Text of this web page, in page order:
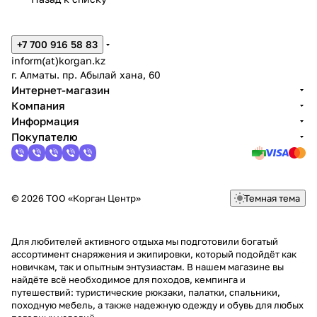
+7 700 916 58 83
inform(at)korgan.kz
г. Алматы. пр. Абылай хана, 60
Интернет-магазин
Компания
Информация
Покупателю
© 2026 ТОО «Корган Центр» Темная тема
Для любителей активного отдыха мы подготовили богатый
ассортимент снаряжения и экипировки, который подойдёт как
новичкам, так и опытным энтузиастам. В нашем магазине вы
найдёте всё необходимое для походов, кемпинга и
путешествий: туристические рюкзаки, палатки, спальники,
походную мебель, а также надежную одежду и обувь для любых